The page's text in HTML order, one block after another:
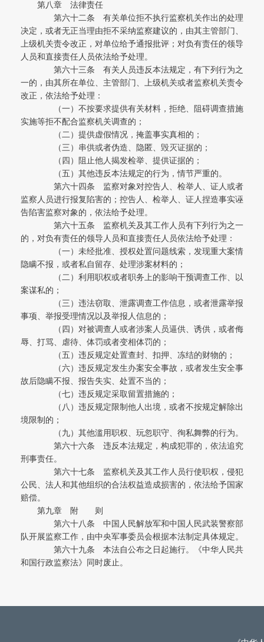
第八章 法律责任
第六十二条 有关单位拒不执行监察机关作出的处理
决定，或者无正当理由拒不采纳监察建议的，由其主管部门、
上级机关责令改正，对单位给予通报批评；对负有责任的领导
人员和直接责任人员依法给予处理。
第六十三条 有关人员违反本法规定，有下列行为之
一的，由其所在单位、主管部门、上级机关或者监察机关责令
改正，依法给予处理：
（一）不按要求提供有关材料，拒绝、阻碍调查措施
实施等拒不配合监察机关调查的；
（二）提供虚假情况，掩盖事实真相的；
（三）串供或者伪造、隐匿、毁灭证据的；
（四）阻止他人揭发检举、提供证据的；
（五）其他违反本法规定的行为，情节严重的。
第六十四条 监察对象对控告人、检举人、证人或者
监察人员进行报复陷害的；控告人、检举人、证人捏造事实诬
告陷害监察对象的，依法给予处理。
第六十五条 监察机关及其工作人员有下列行为之一
的，对负有责任的领导人员和直接责任人员依法给予处理：
（一）未经批准、授权处置问题线索，发现重大案情
隐瞒不报，或者私自留存、处理涉案材料的；
（二）利用职权或者职务上的影响干预调查工作、以
案谋私的；
（三）违法窃取、泄露调查工作信息，或者泄露举报
事项、举报受理情况以及举报人信息的；
（四）对被调查人或者涉案人员逼供、诱供，或者侮
辱、打骂、虐待、体罚或者变相体罚的；
（五）违反规定处置查封、扣押、冻结的财物的；
（六）违反规定发生办案安全事故，或者发生安全事
故后隐瞒不报、报告失实、处置不当的；
（七）违反规定采取留置措施的；
（八）违反规定限制他人出境，或者不按规定解除出
境限制的；
（九）其他滥用职权、玩忽职守、徇私舞弊的行为。
第六十六条 违反本法规定，构成犯罪的，依法追究
刑事责任。
第六十七条 监察机关及其工作人员行使职权，侵犯
公民、法人和其他组织的合法权益造成损害的，依法给予国家
赔偿。
第九章 附 则
第六十八条 中国人民解放军和中国人民武装警察部
队开展监察工作，由中央军事委员会根据本法制定具体规定。
第六十九条 本法自公布之日起施行。《中华人民共
和国行政监察法》同时废止。